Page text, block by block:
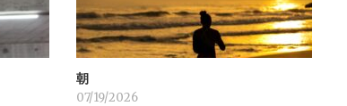
朝
07/19/2026